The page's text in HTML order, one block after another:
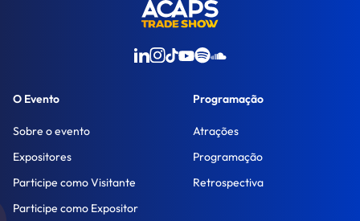
O Evento
Sobre o evento
Expositores
Participe como Visitante
Participe como Expositor
Programação
Atrações
Programação
Retrospectiva